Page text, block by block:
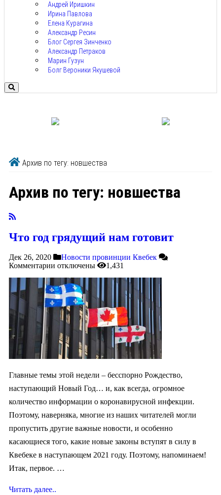
Андрей Иришкин
Ирина Павлова
Елена Курагина
Александр Ресин
Блог Сергея Зинченко
Александр Петраков
Марин Гузун
Болг Вероники Якушевой
Архив по тегу: новшества
Архив по тегу: новшества
Что год грядущий нам готовит
Дек 26, 2020
Новости провинции Квебек
Комментарии отключены 1,431
Главные темы этой недели – бесспорно Рождество,
наступающий Новый Год… и, как всегда, огромное
количество информации о коронавирусной инфекции.
Поэтому, наверняка, многие из наших читателей могли
пропустить другие важные новости, и особенно
касающиеся того, какие новые законы вступят в силу в
Квебеке в наступающем 2021 году. Поэтому, напоминаем!
Итак, первое. …
Читать далее..